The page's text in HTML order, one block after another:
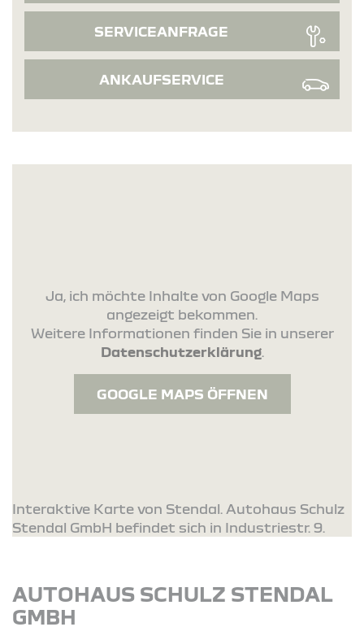
SERVICEANFRAGE
ANKAUFSERVICE
Ja, ich möchte Inhalte von Google Maps
angezeigt bekommen.
Weitere Informationen finden Sie in unserer
Datenschutzerklärung.
GOOGLE MAPS ÖFFNEN
Interaktive Karte von Stendal. Autohaus Schulz
Stendal GmbH befindet sich in Industriestr. 9.
AUTOHAUS SCHULZ STENDAL
GMBH